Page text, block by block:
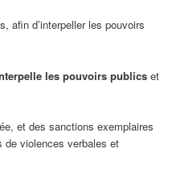
afin d’interpeller les pouvoirs
les pouvoirs publics et
et des sanctions exemplaires
de violences verbales et